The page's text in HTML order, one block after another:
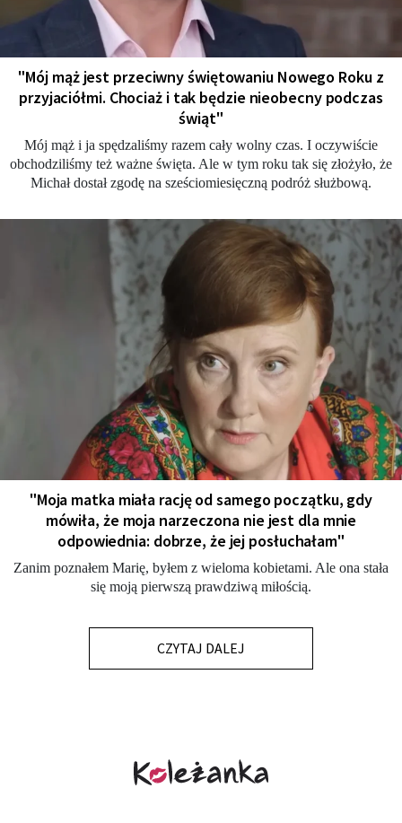
"Mój mąż jest przeciwny świętowaniu Nowego Roku z
przyjaciółmi. Chociaż i tak będzie nieobecny podczas
świąt"
Mój mąż i ja spędzaliśmy razem cały wolny czas. I oczywiście
obchodziliśmy też ważne święta. Ale w tym roku tak się złożyło, że
Michał dostał zgodę na sześciomiesięczną podróż służbową.
"Moja matka miała rację od samego początku, gdy
mówiła, że moja narzeczona nie jest dla mnie
odpowiednia: dobrze, że jej posłuchałam"
Zanim poznałem Marię, byłem z wieloma kobietami. Ale ona stała
się moją pierwszą prawdziwą miłością.
CZYTAJ DALEJ